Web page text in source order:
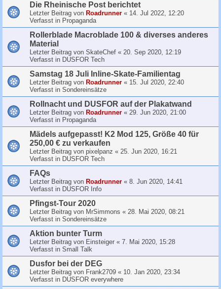
Die Rheinische Post berichtet
Letzter Beitrag von Roadrunner « 14. Jul 2022, 12:20
Verfasst in Propaganda
Rollerblade Macroblade 100 & diverses anderes
Material
Letzter Beitrag von SkateChef « 20. Sep 2020, 12:19
Verfasst in DUSFOR Tech
Samstag 18 Juli Inline-Skate-Familientag
Letzter Beitrag von Roadrunner « 15. Jul 2020, 22:40
Verfasst in Sondereinsätze
Rollnacht und DUSFOR auf der Plakatwand
Letzter Beitrag von Roadrunner « 29. Jun 2020, 21:00
Verfasst in Propaganda
Mädels aufgepasst! K2 Mod 125, Größe 40 für
250,00 € zu verkaufen
Letzter Beitrag von pixelpanz « 25. Jun 2020, 16:21
Verfasst in DUSFOR Tech
FAQs
Letzter Beitrag von Roadrunner « 8. Jun 2020, 14:41
Verfasst in DUSFOR Info
Pfingst-Tour 2020
Letzter Beitrag von MrSimmons « 28. Mai 2020, 08:21
Verfasst in Sondereinsätze
Aktion bunter Turm
Letzter Beitrag von Einsteiger « 7. Mai 2020, 15:28
Verfasst in Small Talk
Dusfor bei der DEG
Letzter Beitrag von Frank2709 « 10. Jan 2020, 23:34
Verfasst in DUSFOR everywhere